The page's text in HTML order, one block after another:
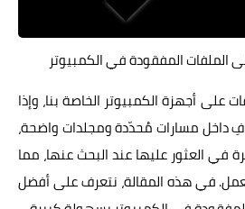
الملفات المفقودة في الكمبيوتر
على أجهزة الكمبيوتر الخاصة بنا، وإذا
داخل مسارات مُحدّدة ومجلدات واضحة،
العثور عليها عند البحث عنها، مما
في هذه المقالة، نتعرف على أفضل